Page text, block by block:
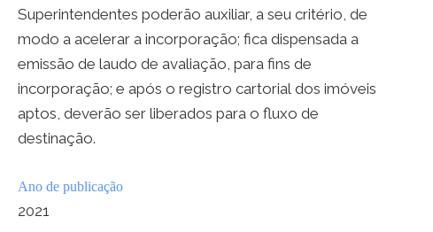
Superintendentes poderão auxiliar, a seu critério, de
modo a acelerar a incorporação; fica dispensada a
emissão de laudo de avaliação, para fins de
incorporação; e após o registro cartorial dos imóveis
aptos, deverão ser liberados para o fluxo de
destinação.
Ano de publicação
2021